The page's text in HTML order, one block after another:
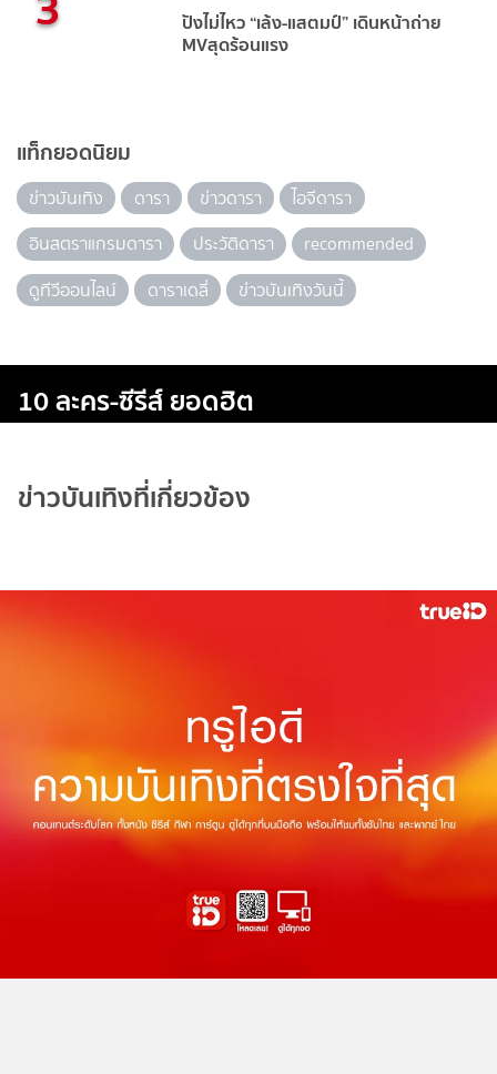
ปังไม่ไหว “เล้ง-แสตมป์” เดินหน้าถ่าย
MVสุดร้อนแรง
แท็กยอดนิยม
ข่าวบันเทิง ดารา ข่าวดารา
ไอจีดารา
อินสตราแกรมดารา
ประวัติดารา
recommended
ดูทีวีออนไลน์
ดาราเดลี่ ข่าวบันเทิงวันนี้
10 ละคร-ซีรีส์ ยอดฮิต
ข่าวบันเทิงที่เกี่ยวข้อง